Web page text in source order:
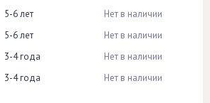
5-6 лет
Нет в наличии
5-6 лет
Нет в наличии
3-4 года
Нет в наличии
3-4 года Нет в наличии